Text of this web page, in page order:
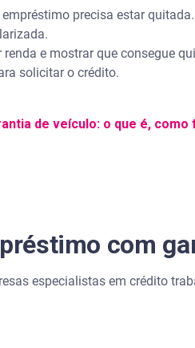
precisa estar quitada.
e mostrar que consegue
solicitar o crédito.
de veículo: o que é,
com
especialistas em crédito